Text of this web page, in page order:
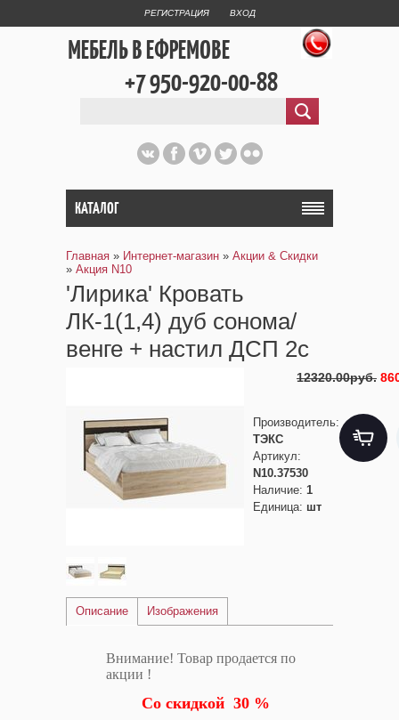
РЕГИСТРАЦИЯ ВХОД
МЕБЕЛЬ В ЕФРЕМОВЕ
+7 950-920-00-88
КАТАЛОГ
Главная » Интернет-магазин » Акции & Скидки
» Aкция N10
'Лирика' Кровать
ЛК-1(1,4) дуб сонома/
венге + настил ДСП 2с
12320.00руб.
Производитель:
ТЭКС
Артикул:
N10.37530
Наличие: 1
Единица: шт
Описание Изображения
Внимание! Товар продается по
акции !
Со скидкой 30 %